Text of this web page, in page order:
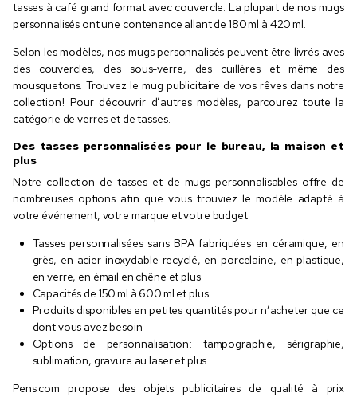
tasses à café grand format avec couvercle. La plupart de nos mugs
personnalisés ont une contenance allant de 180 ml à 420 ml.
Selon les modèles, nos mugs personnalisés peuvent être livrés aves
des couvercles, des sous-verre, des cuillères et même des
mousquetons. Trouvez le mug publicitaire de vos rêves dans notre
collection ! Pour découvrir d’autres modèles, parcourez toute la
catégorie de verres et de tasses.
Des tasses personnalisées pour le bureau, la maison et
plus
Notre collection de tasses et de mugs personnalisables offre de
nombreuses options afin que vous trouviez le modèle adapté à
votre événement, votre marque et votre budget.
Tasses personnalisées sans BPA fabriquées en céramique, en
grès, en acier inoxydable recyclé, en porcelaine, en plastique,
en verre, en émail en chêne et plus
Capacités de 150 ml à 600 ml et plus
Produits disponibles en petites quantités pour n’acheter que ce
dont vous avez besoin
Options de personnalisation : tampographie, sérigraphie,
sublimation, gravure au laser et plus
Pens.com propose des objets publicitaires de qualité à prix